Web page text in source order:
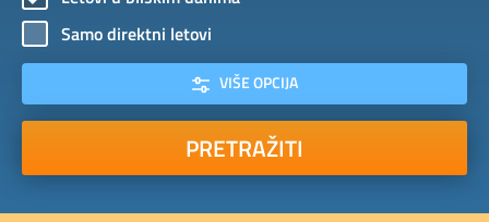
Samo direktni letovi
VIŠE OPCIJA
PRETRAŽITI